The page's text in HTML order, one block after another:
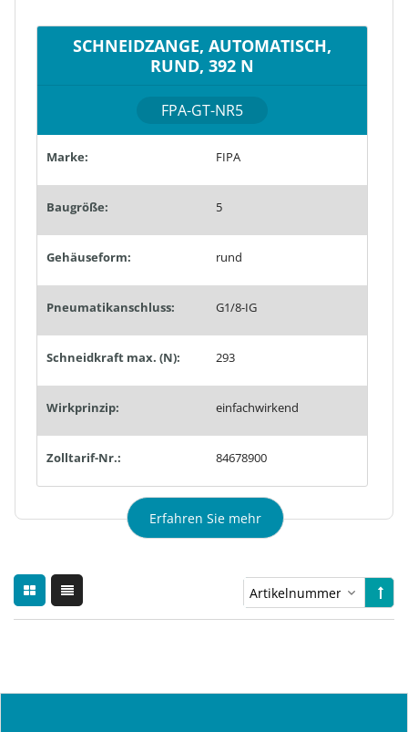
SCHNEIDZANGE, AUTOMATISCH,
RUND, 392 N
FPA-GT-NR5
Marke: FIPA
Baugröße: 5
Gehäuseform: rund
Pneumatikanschluss: G1/8-IG
Schneidkraft max. (N): 293
Wirkprinzip: einfachwirkend
Zolltarif-Nr.: 84678900
Erfahren Sie mehr